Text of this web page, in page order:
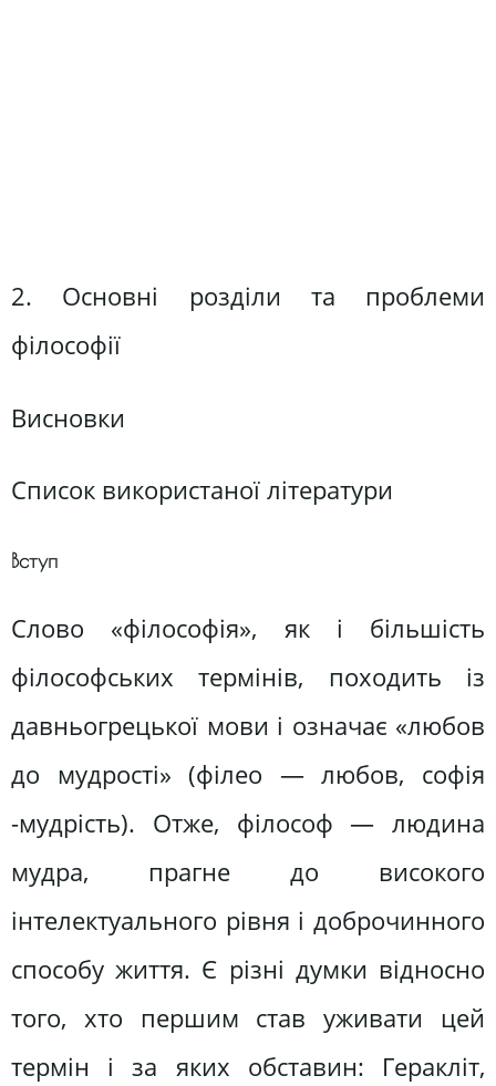
2. Основні розділи та проблеми
філософії
Висновки
Список використаної літератури
Вступ
Слово «філософія», як і більшість
філософських термінів, походить із
давньогрецької мови і означає «любов
до мудрості» (філео — любов, софія
-мудрість). Отже, філософ — людина
мудра, прагне до високого
інтелектуального рівня і доброчинного
способу життя. Є різні думки відносно
того, хто першим став уживати цей
термін і за яких обставин: Геракліт,